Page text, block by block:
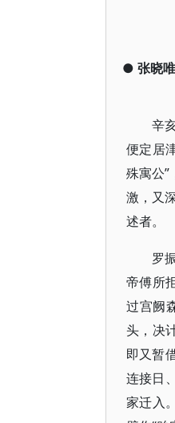
● 张晓唯
辛
便定居
殊寓公
激，又
述者。
罗
帝傅所
过宫阙
头，决
即又暂
连接日
家迁入